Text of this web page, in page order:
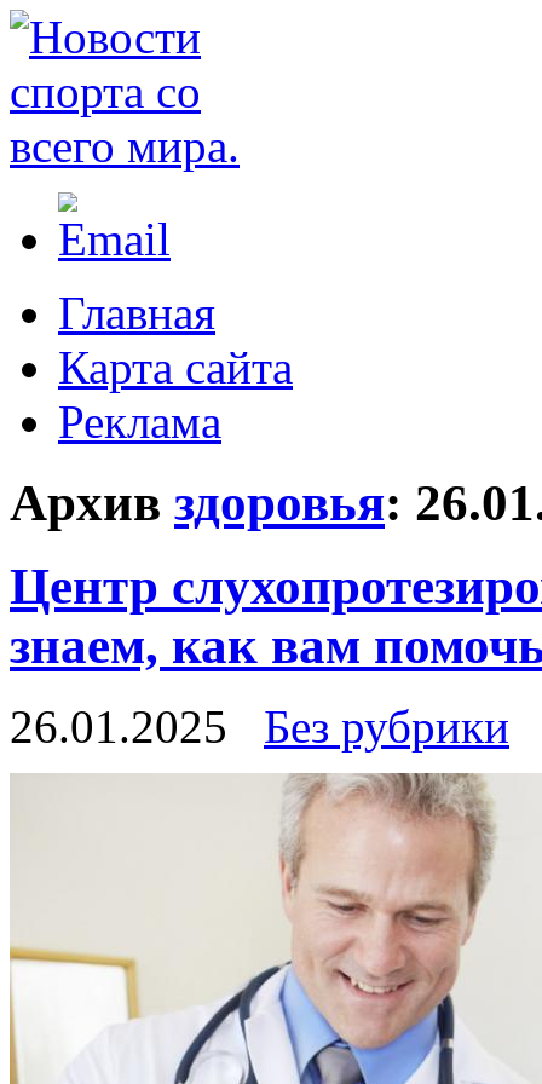
Главная
Карта сайта
Реклама
Архив здоровья:
Центр
знаем, как вам
26.01.2025 Без рубрики